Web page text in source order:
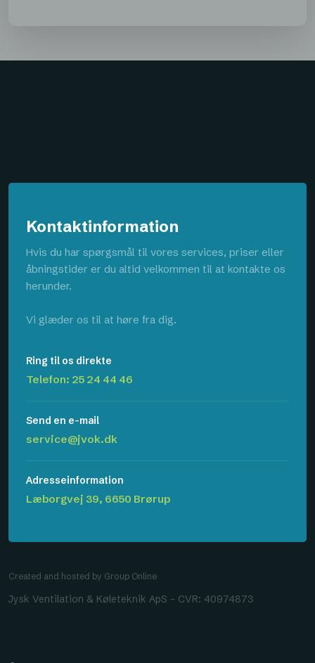
Kontaktinformation
Hvis du har spørgsmål til vores services, priser eller
åbningstider er du altid velkommen til at kontakte os
herunder.
Vi glæder os til at høre fra dig.
Ring til os direkte
Telefon: 25 24 44 46
Send en e-mail​
service@jvok.dk
Adresseinformation
Læborgvej ​39, 6650 Brørup
Created and hosted by Group Online
Jysk Ventilation & Køleteknik ApS – CVR: 40974873